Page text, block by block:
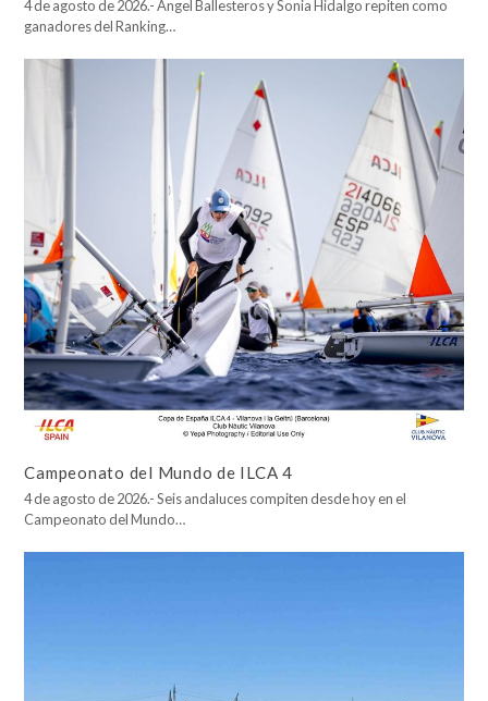
4 de agosto de 2026.- Ángel Ballesteros y Sonia Hidalgo repiten como
ganadores del Ranking…
Campeonato del Mundo de ILCA 4
4 de agosto de 2026.- Seis andaluces compiten desde hoy en el
Campeonato del Mundo…